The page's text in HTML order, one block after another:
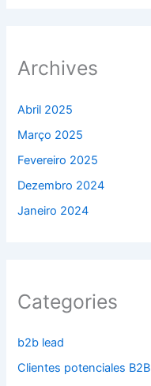
Archives
Abril 2025
Março 2025
Fevereiro 2025
Dezembro 2024
Janeiro 2024
Categories
b2b lead
Clientes potenciales B2B